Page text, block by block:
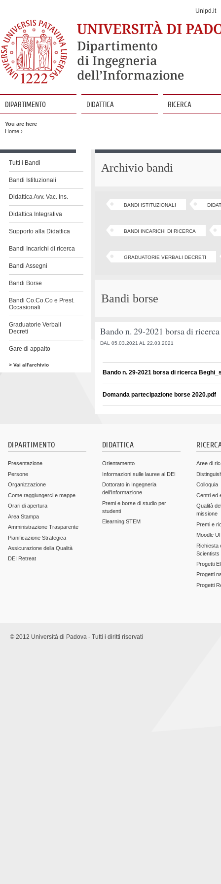
Unipd.it
DIPARTIMENTO DIDATTICA RICERCA
contenuto
You are here
Home ›
Vai
contenuto
Tutti i Bandi
Bandi Istituzionali
Didattica Avv. Vac. Ins.
Didattica Integrativa
Supporto alla Didattica
Bandi Incarichi di ricerca
Bandi Assegni
Bandi Borse
Bandi Co.Co.Co e Prest.
Occasionali
Graduatorie Verbali
Decreti
Gare di appalto
> Vai all'archivio
Archivio bandi
BANDI ISTITUZIONALI
BANDI INCARICHI DI RICERCA
GRADUATORIE VERBALI DECRETI
Bandi borse
Bando n. 29-2021 borsa di
DAL 05.03.2021 AL 22.03.2021
Bando n. 29-2021 borsa di ricerca
Domanda partecipazione borse 2020.pdf
DIPARTIMENTO
Presentazione
Persone
Organizzazione
Come raggiungerci e mappe
Orari di apertura
Area Stampa
Amministrazione Trasparente
Pianificazione Strategica
Assicurazione della Qualità
DEI Retreat
DIDATTICA
Orientamento
Informazioni sulle lauree al DEI
Dottorato in Ingegneria
dell'Informazione
Premi e borse di studio per
studenti
Elearning STEM
Aree di
Colloquia
Centri ed
Qualità
missione
Premi e
Moodle
Richiesta
Scientists
Progetti
Progetti
Progetti
© 2012 Università di Padova - Tutti i diritti riservati